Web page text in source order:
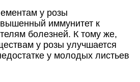
у розы
иммунитет к
болезней. К тому же,
у розы улучшается
у молодых листьев